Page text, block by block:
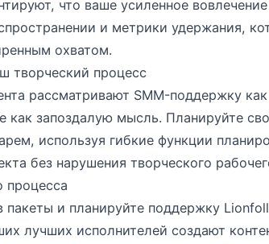
что ваше усиленное
и метрики удержания,
охватом.
творческий процесс
рассматривают SMM-поддержку
как запоздалую мысль. Планируйте
используя гибкие функции
без нарушения творческого
процесса
пакеты и планируйте поддержку
лучших исполнителей создают